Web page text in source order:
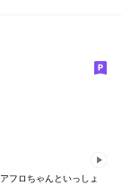
アフロちゃんといっしょ